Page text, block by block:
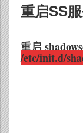
重启SS
重启
/etc/init.d/